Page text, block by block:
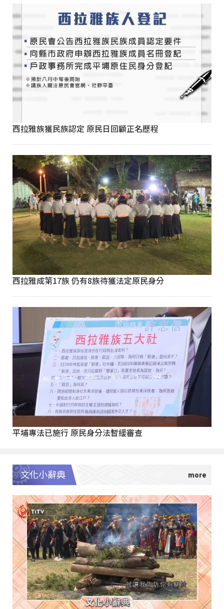
西拉雅族獲民族認定 原民日回顧正名歷程
西拉雅成第17族 仍有8族待獲法定原民身分
平埔專法已施行 原民身分法暫緩審查
文化小辭典